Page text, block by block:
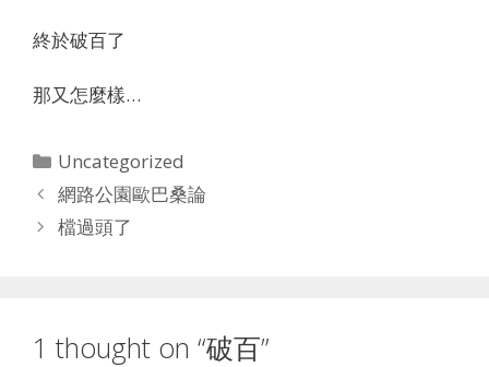
終於破百了
那又怎麼樣…
Categories
Uncategorized
網路公園歐巴桑論
檔過頭了
1 thought on “破百”